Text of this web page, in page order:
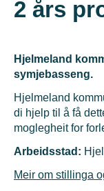
2 års
Hjelmeland
symjebasseng.
Hjelmeland
di hjelp til å få
moglegheit for
Arbeidsstad:
Meir om stillinga